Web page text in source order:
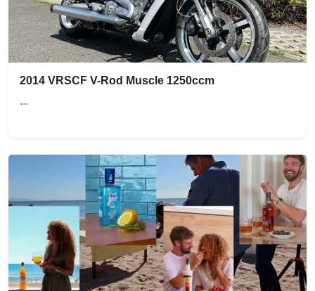
2014 VRSCF V-Rod Muscle 1250ccm
...